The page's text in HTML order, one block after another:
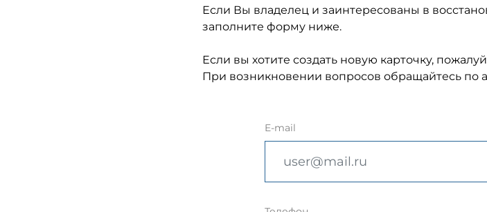
Если Вы владелец и заинтересованы в
заполните форму ниже.
Если вы хотите создать новую карточку,
При возникновении вопросов обращайтесь по
E-mail